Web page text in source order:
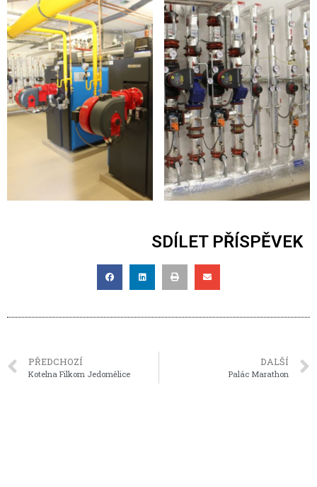
SDÍLET PŘÍSPĚVEK
PŘEDCHOZÍ
Kotelna Filkom Jedomělice
DALŠÍ
Palác Marathon